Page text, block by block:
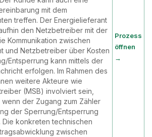
mit dem
treffen. Der Energielieferant
den Netzbetreiber mit der
Kommunikation zwischen
und Netzbetreiber über Kosten
Entsperrung kann mittels der
erfolgen. Im Rahmen des
weitere Akteure wie
(MSB) involviert sein,
der Zugang zum Zähler
der Sperrung/Entsperrung
konkreten technischen
zwischen
Prozess
öffnen
→